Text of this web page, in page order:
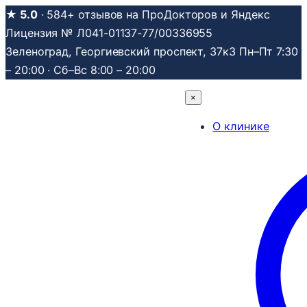
Перейти
к
содержимому
★ 5.0· 584+ отзывов на ПроДокторов и Яндекс
Лицензия № Л041-01137-77/00336955
Зеленоград, Георгиевский проспект, 37к3 Пн–Пт 7:30
– 20:00 · Сб–Вс 8:00 – 20:00
×
О клинике